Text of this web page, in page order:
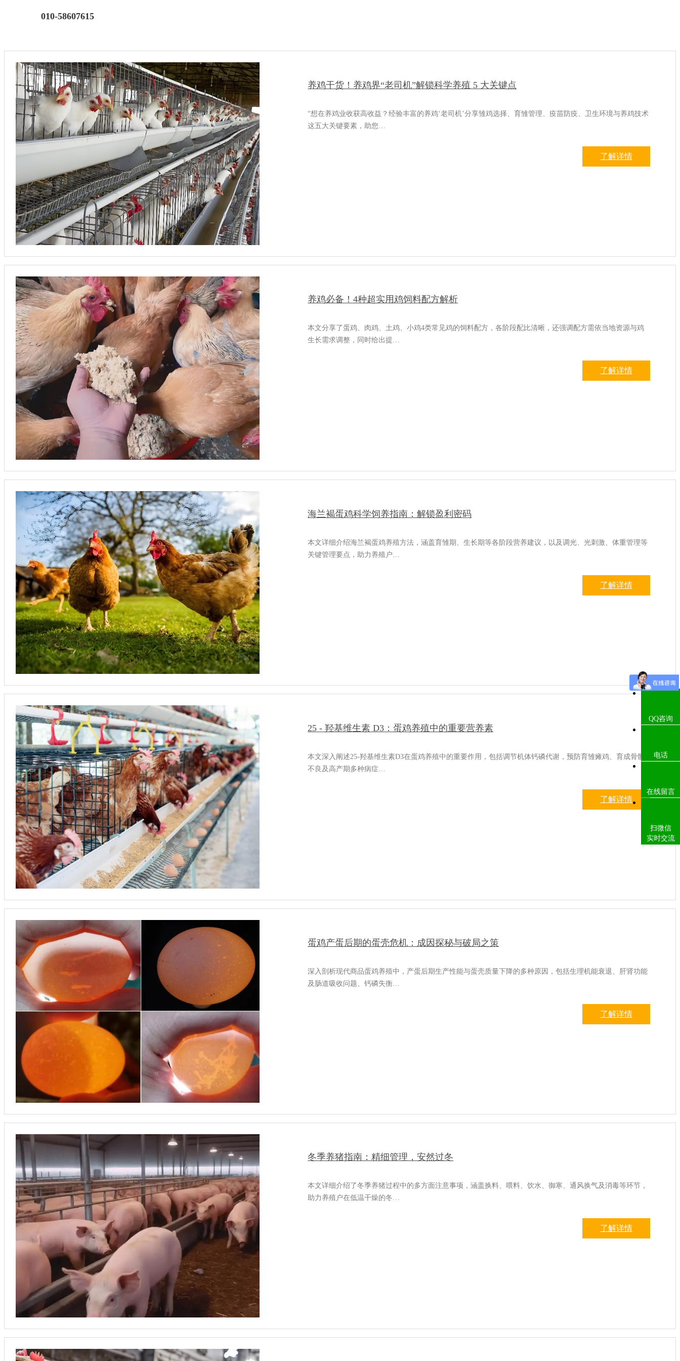
010-58607615
养鸡干货！养鸡界“老司机”解锁科学养殖 5 大关键点
“想在养鸡业收获高收益？经验丰富的养鸡‘老司机’分享雏鸡选择、育雏管理、疫苗防疫、卫生环境与养鸡技术
这五大关键要素，助您…
了解详情
养鸡必备！4种超实用鸡饲料配方解析
本文分享了蛋鸡、肉鸡、土鸡、小鸡4类常见鸡的饲料配方，各阶段配比清晰，还强调配方需依当地资源与鸡
生长需求调整，同时给出提…
了解详情
海兰褐蛋鸡科学饲养指南：解锁盈利密码
本文详细介绍海兰褐蛋鸡养殖方法，涵盖育雏期、生长期等各阶段营养建议，以及调光、光刺激、体重管理等
关键管理要点，助力养殖户…
了解详情
25 - 羟基维生素 D3：蛋鸡养殖中的重要营养素
本文深入阐述25-羟基维生素D3在蛋鸡养殖中的重要作用，包括调节机体钙磷代谢，预防育雏瘫鸡、育成骨骼
不良及高产期多种病症…
了解详情
蛋鸡产蛋后期的蛋壳危机：成因探秘与破局之策
深入剖析现代商品蛋鸡养殖中，产蛋后期生产性能与蛋壳质量下降的多种原因，包括生理机能衰退、肝肾功能
及肠道吸收问题、钙磷失衡…
了解详情
冬季养猪指南：精细管理，安然过冬
本文详细介绍了冬季养猪过程中的多方面注意事项，涵盖换料、喂料、饮水、御寒、通风换气及消毒等环节，
助力养殖户在低温干燥的冬…
了解详情
QQ咨询
电话
在线留言
扫微信
实时交流